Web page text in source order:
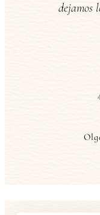
dejamos